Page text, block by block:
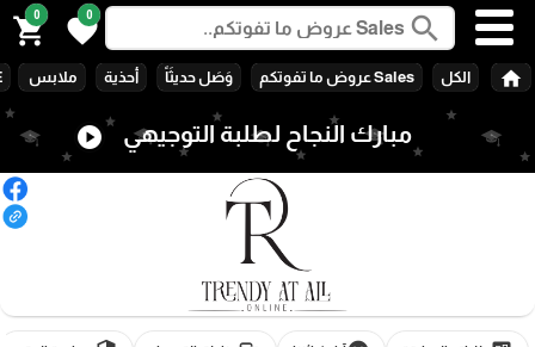
search
0
favorite
0
shopping_cart
home الكل Sales عروض ما تفوتكم وَصَل حديثَاً أحذية ملابس
مبارك النجاح لطلبة التوجيهي play_circle